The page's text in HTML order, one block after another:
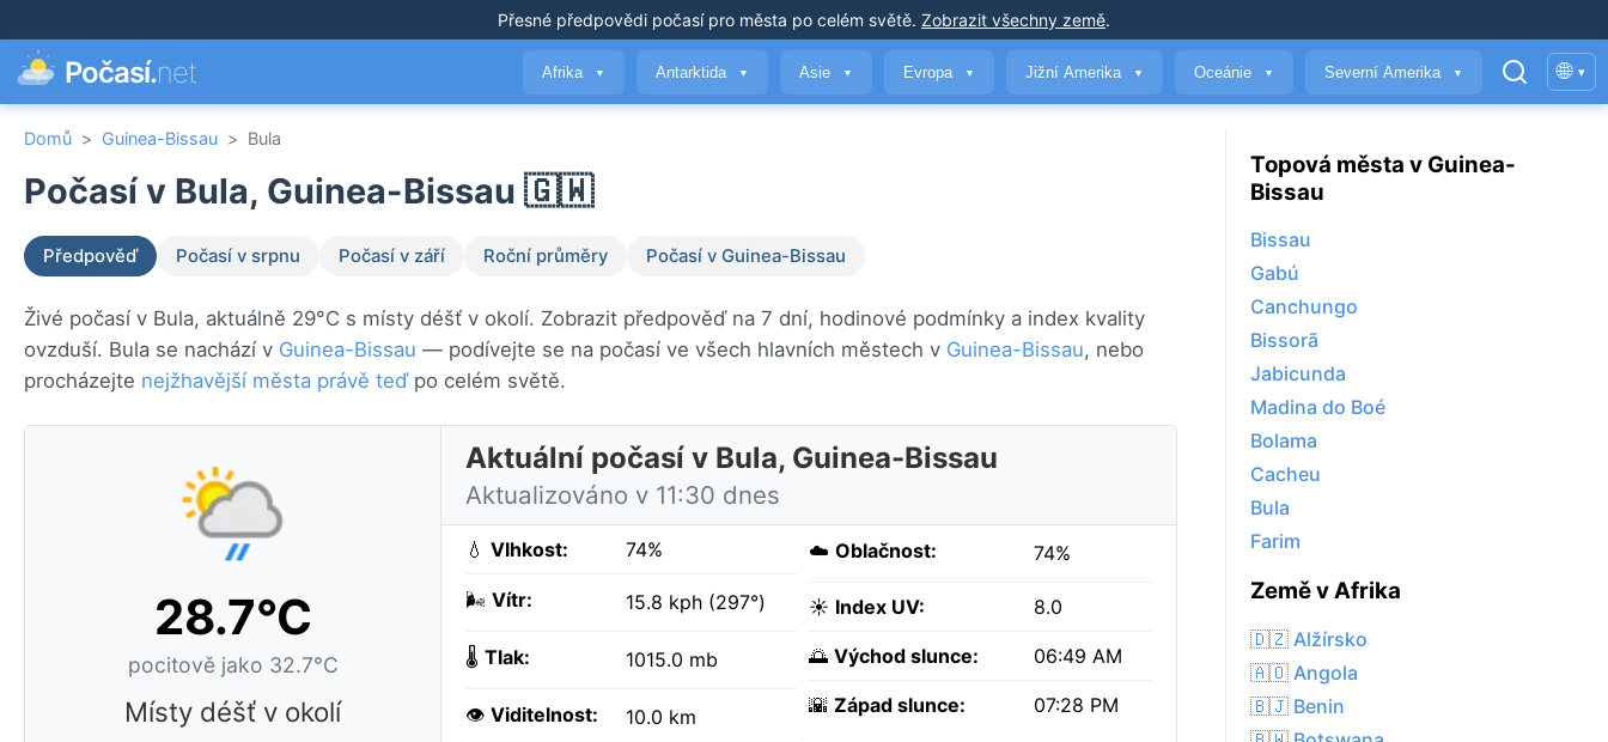
Přesné předpovědi počasípro města po celém světě. Zobrazit všechny země.
Počasí.net Afrika ▼ Antarktida ▼ Asie ▼ Evropa ▼ Jižní Amerika ▼ Oceánie ▼ Severní Amerika ▼ 🌐 ▾
Domů > Guinea-Bissau > Bula
Počasí v Bula, Guinea-Bissau 🇬🇼
Předpověď Počasí v srpnu Počasí v září Roční průměry Počasí v Guinea-Bissau
Živé počasí v Bula, aktuálně 29°C s místy déšť v okolí. Zobrazit předpověď na 7 dní, hodinové podmínky a index kvality
ovzduší. Bula se nachází v Guinea-Bissau — podívejte se na počasí ve všech hlavních městech v Guinea-Bissau, nebo
procházejte nejžhavější města právě teďpo celém světě.
28.7°C
pocitově jako 32.7°C
Místy déšť v okolí
Aktuální počasí v Bula, Guinea-Bissau
Aktualizováno v 11:30 dnes
💧 Vlhkost: 74%
🌬️ Vítr: 15.8 kph (297°)
🌡️ Tlak: 1015.0 mb
👁️ Viditelnost: 10.0 km
☁️ Oblačnost: 74%
☀️ Index UV: 8.0
🌅 Východ slunce: 06:49 AM
🌇 Západ slunce: 07:28 PM
Topová města v Guinea-
Bissau
Bissau
Gabú
Canchungo
Bissorã
Jabicunda
Madina do Boé
Bolama
Cacheu
Bula
Farim
Země v Afrika
🇩🇿 Alžírsko
🇦🇴 Angola
🇧🇯 Benin